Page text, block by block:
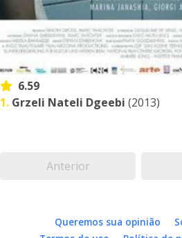
6.59
1. Grzeli Nateli Dgeebi (2013)
Anterior
Queremos sua opinião